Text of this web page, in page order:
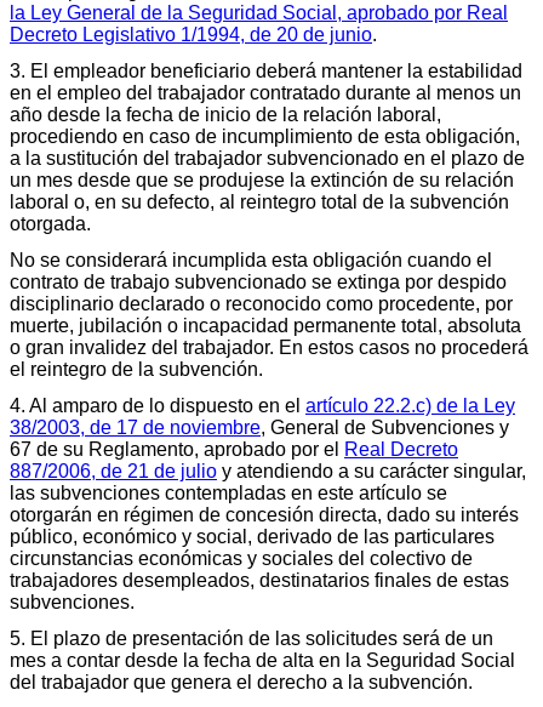
la Ley General de la Seguridad Social, aprobado por Real
Decreto Legislativo 1/1994, de 20 de junio.
3. El empleador beneficiario deberá mantener la estabilidad
en el empleo del trabajador contratado durante al menos un
año desde la fecha de inicio de la relación laboral,
procediendo en caso de incumplimiento de esta obligación,
a la sustitución del trabajador subvencionado en el plazo de
un mes desde que se produjese la extinción de su relación
laboral o, en su defecto, al reintegro total de la subvención
otorgada.
No se considerará incumplida esta obligación cuando el
contrato de trabajo subvencionado se extinga por despido
disciplinario declarado o reconocido como procedente, por
muerte, jubilación o incapacidad permanente total, absoluta
o gran invalidez del trabajador. En estos casos no procederá
el reintegro de la subvención.
4. Al amparo de lo dispuesto en el artículo 22.2.c) de la Ley
38/2003, de 17 de noviembre, General de Subvenciones y
67 de su Reglamento, aprobado por el Real Decreto
887/2006, de 21 de julio y atendiendo a su carácter singular,
las subvenciones contempladas en este artículo se
otorgarán en régimen de concesión directa, dado su interés
público, económico y social, derivado de las particulares
circunstancias económicas y sociales del colectivo de
trabajadores desempleados, destinatarios finales de estas
subvenciones.
5. El plazo de presentación de las solicitudes será de un
mes a contar desde la fecha de alta en la Seguridad Social
del trabajador que genera el derecho a la subvención.